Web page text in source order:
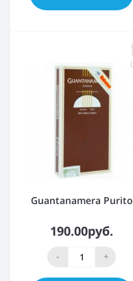
Guantanamera Purito
190.00руб.
- +